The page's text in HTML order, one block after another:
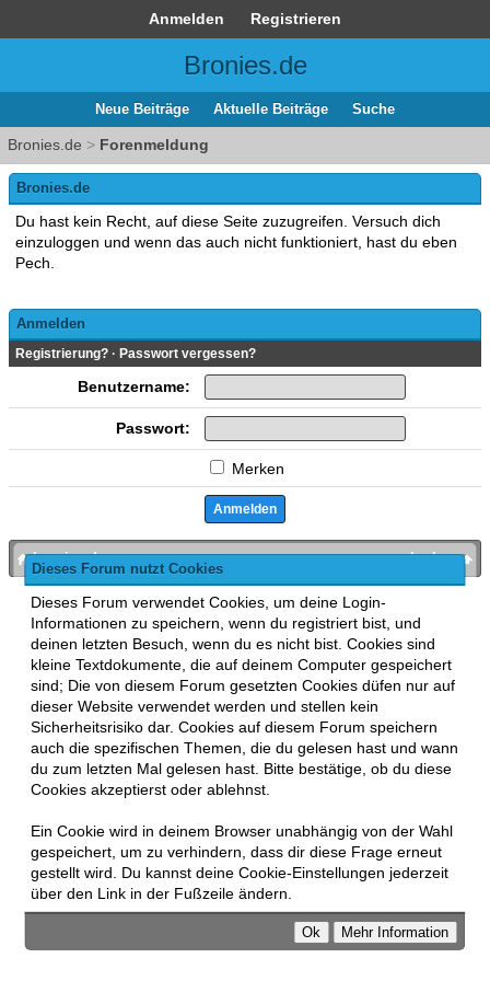
Anmelden Registrieren
Bronies.de
Neue Beiträge Aktuelle Beiträge Suche
Bronies.de > Forenmeldung
Dieses Forum nutzt Cookies
Dieses Forum verwendet Cookies, um deine Login-
Informationen zu speichern, wenn du registriert bist, und
deinen letzten Besuch, wenn du es nicht bist. Cookies sind
kleine Textdokumente, die auf deinem Computer gespeichert
sind; Die von diesem Forum gesetzten Cookies düfen nur auf
dieser Website verwendet werden und stellen kein
Sicherheitsrisiko dar. Cookies auf diesem Forum speichern
auch die spezifischen Themen, die du gelesen hast und wann
du zum letzten Mal gelesen hast. Bitte bestätige, ob du diese
Cookies akzeptierst oder ablehnst.
Ein Cookie wird in deinem Browser unabhängig von der Wahl
gespeichert, um zu verhindern, dass dir diese Frage erneut
gestellt wird. Du kannst deine Cookie-Einstellungen jederzeit
über den Link in der Fußzeile ändern.
Bronies.de
Du hast kein Recht, auf diese Seite zuzugreifen. Versuch dich
einzuloggen und wenn das auch nicht funktioniert, hast du eben
Pech.
Anmelden
Registrierung? · Passwort vergessen?
Benutzername:
Passwort:
Merken
nach oben
bronies.de
MyBB , mobile Fassung: MyBB GoMobile
Zur Desktop-Version wechseln
This forum usesLukasz TkaczMyBB addons.